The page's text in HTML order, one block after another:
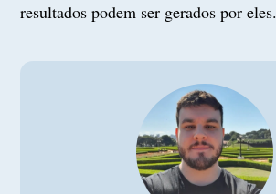
resultados podem ser gerados por eles.